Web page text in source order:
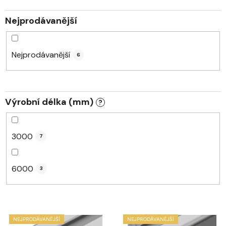
t
ů
Nejprodávanější
Nejprodávanější 6
Výrobní délka (mm) ?
3000 7
6000 3
V
NEJPRODÁVANĚJŠÍ NEJPRODÁVANĚJŠÍ